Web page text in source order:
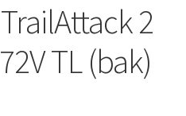
2
TL (bak)